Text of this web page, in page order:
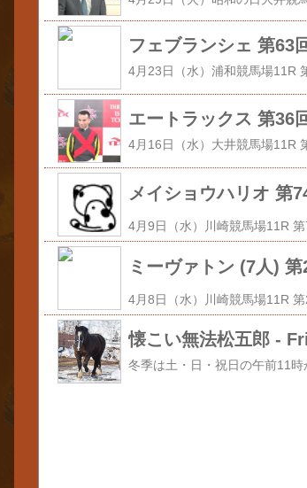
フェブランシェ 第63
エートラックス 第36
メイショウハリオ 第
ミーヴァトン (7人)
懐こい無法松五郎 -